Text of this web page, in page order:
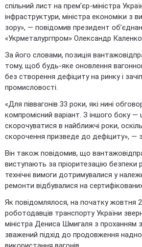
спільний лист на прем’єр-міністра
інфраструктури, міністра економіки з
зору», — повідомив президент
«Укрметалургпром» Олександр
За його словами, позиція
тому, щоб будь-яке оновлення
без створення дефіциту на ринку і
промисловості.
«Для піввагонів 33 роки, які нині
компромісний варіант. З іншого боку —
скорочуватися в найближчі роки,
скорочення призведе до дефіциту», —
Він також повідомив, що
виступають за пріоритезацію безпеки
технічні вимоги дотримувалися у
ремонти відбувалися на
Як повідомлялося, на початку жовтня
роботодавців транспорту України
міністра Дениса Шмигаля з проханням
зважений підхід до продовження